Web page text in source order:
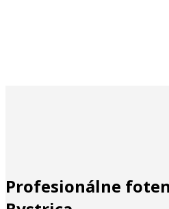
Profesionálne